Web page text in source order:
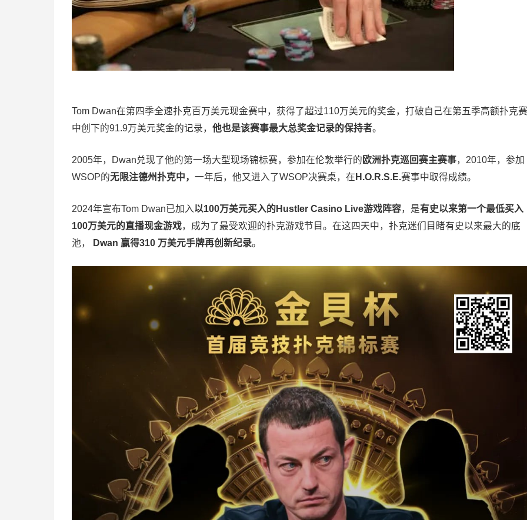
Tom Dwan在第四季全速扑克百万美元现金赛中，获得了超过110万美元的奖金，打破自己在第五季高额扑克赛
中创下的91.9万美元奖金的记录， 他也是该赛事最大总奖金记录的保持者。
2005年，Dwan兑现了他的第一场大型现场锦标赛，参加在伦敦举行的 欧洲扑克巡回赛主赛事，2010年，参加
WSOP的无限注德州扑克中， 一年后，他又进入了WSOP决赛桌，在 H.O.R.S.E.赛事中取得成绩。
2024年宣布Tom Dwan已加入以100万美元买入的Hustler Casino Live游戏阵容，是有史以来第一个最低买入
100万美元的直播现金游戏，成为了最受欢迎的扑克游戏节目。在这四天中，扑克迷们目睹有史以来最大的底
池，
Dwan 赢得310 万美元手牌再创新纪录。